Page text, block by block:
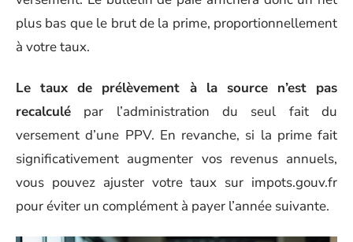
plus bas que le brut de la prime, proportionnellement
à votre taux.
Le taux de prélèvement à la source n’est pas
recalculé par l’administration du seul fait du
versement d’une PPV. En revanche, si la prime fait
significativement augmenter vos revenus annuels,
vous pouvez ajuster votre taux sur impots.gouv.fr
pour éviter un complément à payer l’année suivante.